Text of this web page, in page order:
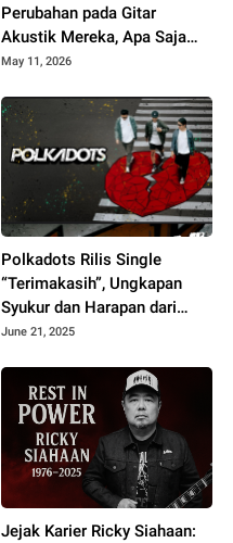
Perubahan pada Gitar
Akustik Mereka, Apa Saja
yang Berubah
May 11, 2026
Polkadots Rilis Single
“Terimakasih”, Ungkapan
Syukur dan Harapan dari
Album Heartbreak Analogy
June 21, 2025
Jejak Karier Ricky Siahaan: